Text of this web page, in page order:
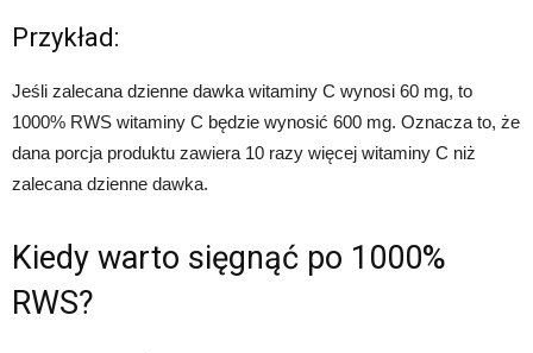
Przykład:
Jeśli zalecana dzienne dawka witaminy C wynosi 60 mg, to
1000% RWS witaminy C będzie wynosić 600 mg. Oznacza to, że
dana porcja produktu zawiera 10 razy więcej witaminy C niż
zalecana dzienne dawka.
Kiedy warto sięgnąć po 1000%
RWS?